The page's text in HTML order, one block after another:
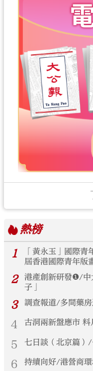
熱榜
1
「黃永玉」國際
屆香港國際青年版
2
港產創新研發❶/中
子」
3 調查報道/多間藥
4 古洞兩新盤應市 料
5 七日談（北京篇）
6 持續向好/港營商